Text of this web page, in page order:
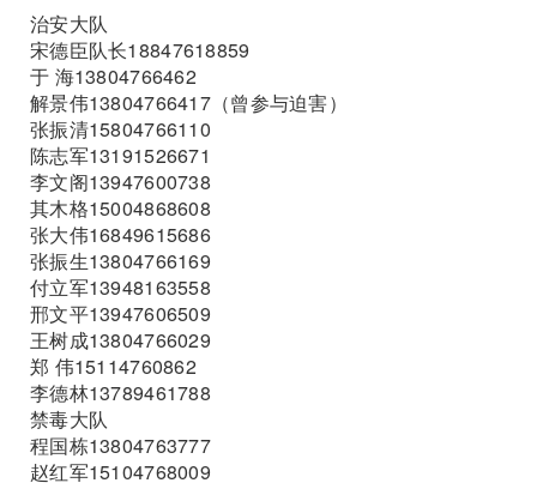
治安大队
宋德臣队长18847618859
于 海13804766462
解景伟13804766417（曾参与迫害）
张振清15804766110
陈志军13191526671
李文阁13947600738
其木格15004868608
张大伟16849615686
张振生13804766169
付立军13948163558
邢文平13947606509
王树成13804766029
郑 伟15114760862
李德林13789461788
禁毒大队
程国栋13804763777
赵红军15104768009